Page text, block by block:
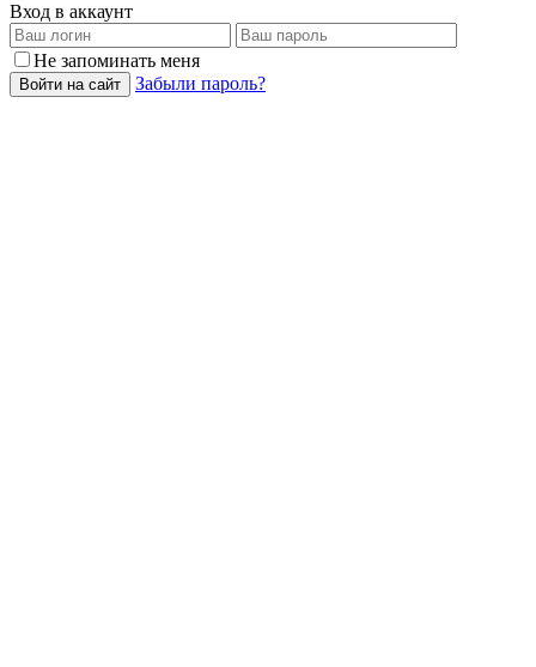
Вход в аккаунт
Не запоминать меня
Войти на сайт Забыли пароль?